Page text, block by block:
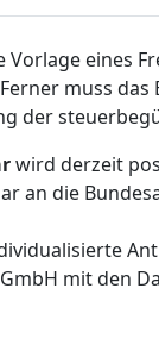
eines
muss
der
wird derzeit
die
mit den